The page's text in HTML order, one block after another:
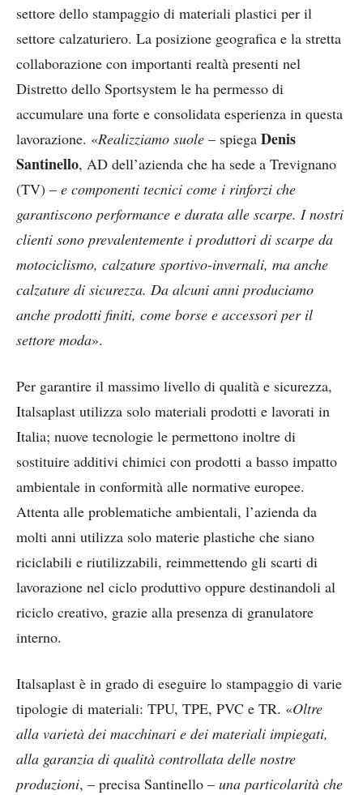
settore dello stampaggio di materiali plastici per il
settore calzaturiero. La posizione geografica e la stretta
collaborazione con importanti realtà presenti nel
Distretto dello Sportsystem le ha permesso di
accumulare una forte e consolidata esperienza in questa
lavorazione. «Realizziamo suole – spiega Denis
Santinello, AD dell’azienda che ha sede a Trevignano
(TV) – e componenti tecnici come i rinforzi che
garantiscono performance e durata alle scarpe. I nostri
clienti sono prevalentemente i produttori di scarpe da
motociclismo, calzature sportivo-invernali, ma anche
calzature di sicurezza. Da alcuni anni produciamo
anche prodotti finiti, come borse e accessori per il
settore moda».
Per garantire il massimo livello di qualità e sicurezza,
Italsaplast utilizza solo materiali prodotti e lavorati in
Italia; nuove tecnologie le permettono inoltre di
sostituire additivi chimici con prodotti a basso impatto
ambientale in conformità alle normative europee.
Attenta alle problematiche ambientali, l’azienda da
molti anni utilizza solo materie plastiche che siano
riciclabili e riutilizzabili, reimmettendo gli scarti di
lavorazione nel ciclo produttivo oppure destinandoli al
riciclo creativo, grazie alla presenza di granulatore
interno.
Italsaplast è in grado di eseguire lo stampaggio di varie
tipologie di materiali: TPU, TPE, PVC e TR. «Oltre
alla varietà dei macchinari e dei materiali impiegati,
alla garanzia di qualità controllata delle nostre
produzioni, – precisa Santinello – una particolarità che